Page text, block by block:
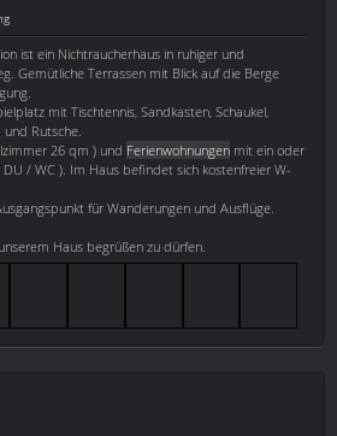
ist ein Nichtraucherhaus in ruhiger und
Gemütliche Terrassen mit Blick auf die Berge
mit Tischtennis, Sandkasten, Schaukel,
Rutsche.
26 qm ) und Ferienwohnungen mit ein oder
/ WC ). Im Haus befindet sich kostenfreier W-
für Wanderungen und Ausflüge.
Haus begrüßen zu dürfen.